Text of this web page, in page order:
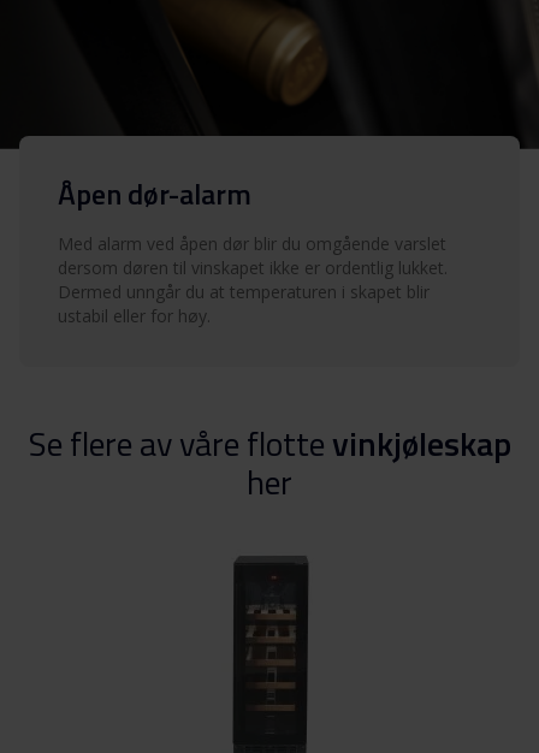
Åpen dør-alarm
Med alarm ved åpen dør blir du omgående varslet
dersom døren til vinskapet ikke er ordentlig lukket.
Dermed unngår du at temperaturen i skapet blir
ustabil eller for høy.
Se flere av våre flottevinkjøleskap
her